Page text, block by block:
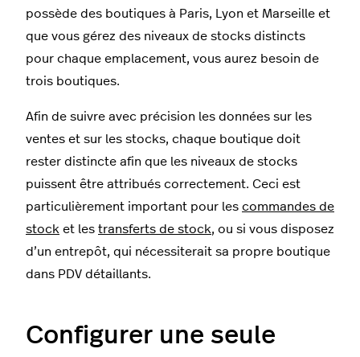
possède des boutiques à Paris, Lyon et Marseille et
que vous gérez des niveaux de stocks distincts
pour chaque emplacement, vous aurez besoin de
trois boutiques.
Afin de suivre avec précision les données sur les
ventes et sur les stocks, chaque boutique doit
rester distincte afin que les niveaux de stocks
puissent être attribués correctement. Ceci est
particulièrement important pour les commandes de
stock et les transferts de stock, ou si vous disposez
d’un entrepôt, qui nécessiterait sa propre boutique
dans PDV détaillants.
Configurer une seule